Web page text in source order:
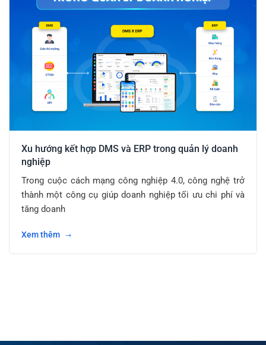
Xu hướng kết hợp DMS và ERP trong quản lý doanh
nghiệp
Trong cuộc cách mạng công nghiệp 4.0, công nghệ trở
thành một công cụ giúp doanh nghiệp tối ưu chi phí và
tăng doanh
Xem thêm